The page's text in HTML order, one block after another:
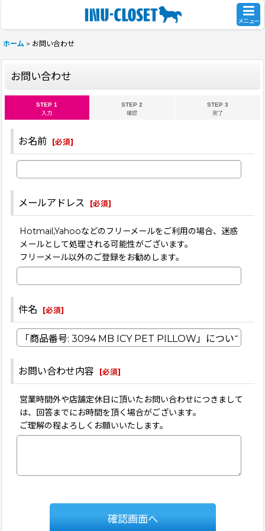
メニュー
ホーム > お問い合わせ
お問い合わせ
STEP 1
入力
STEP 2
確認
STEP 3
完了
お名前 [必須]
メールアドレス [必須]
Hotmail,Yahooなどのフリーメールをご利用の場合、迷惑
メールとして処理される可能性がございます。
フリーメール以外のご登録をお勧めします。
件名 [必須]
お問い合わせ内容 [必須]
営業時間外や店舗定休日に頂いたお問い合わせにつきまして
は、回答までにお時間を頂く場合がございます。
ご理解の程よろしくお願いいたします。
確認画面へ